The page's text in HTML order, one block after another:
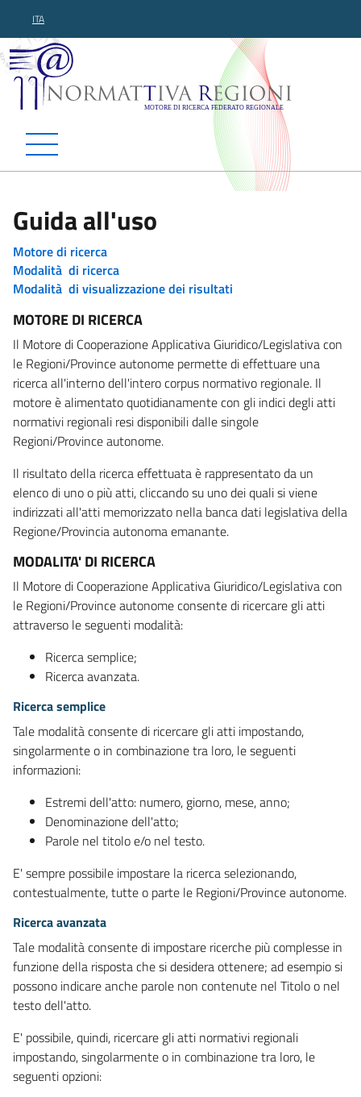
ITA
Normattiva Regioni -
Guida all'uso
Motore di ricerca
Modalità di ricerca
Modalità di visualizzazione dei risultati
MOTORE DI RICERCA
Il Motore di Cooperazione Applicativa Giuridico/Legislativa con
le Regioni/Province autonome permette di effettuare una
ricerca all'interno dell'intero corpus normativo regionale. Il
motore è alimentato quotidianamente con gli indici degli atti
normativi regionali resi disponibili dalle singole
Regioni/Province autonome.
Il risultato della ricerca effettuata è rappresentato da un
elenco di uno o più atti, cliccando su uno dei quali si viene
indirizzati all'atti memorizzato nella banca dati legislativa della
Regione/Provincia autonoma emanante.
MODALITA' DI RICERCA
Il Motore di Cooperazione Applicativa Giuridico/Legislativa con
le Regioni/Province autonome consente di ricercare gli atti
attraverso le seguenti modalità:
Ricerca semplice;
Ricerca avanzata.
Ricerca semplice
Tale modalità consente di ricercare gli atti impostando,
singolarmente o in combinazione tra loro, le seguenti
informazioni:
Estremi dell'atto: numero, giorno, mese, anno;
Denominazione dell'atto;
Parole nel titolo e/o nel testo.
E' sempre possibile impostare la ricerca selezionando,
contestualmente, tutte o parte le Regioni/Province autonome.
Ricerca avanzata
Tale modalità consente di impostare ricerche più complesse in
funzione della risposta che si desidera ottenere; ad esempio si
possono indicare anche parole non contenute nel Titolo o nel
testo dell'atto.
E' possibile, quindi, ricercare gli atti normativi regionali
impostando, singolarmente o in combinazione tra loro, le
seguenti opzioni: